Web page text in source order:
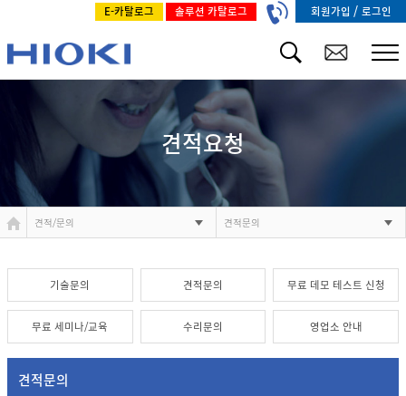
E-카탈로그 솔루션 카탈로그 회원가입 / 로그인
견적요청
견적/문의 견적문의
기술문의 견적문의 무료 데모 테스트 신청
무료 세미나/교육 수리문의 영업소 안내
견적문의